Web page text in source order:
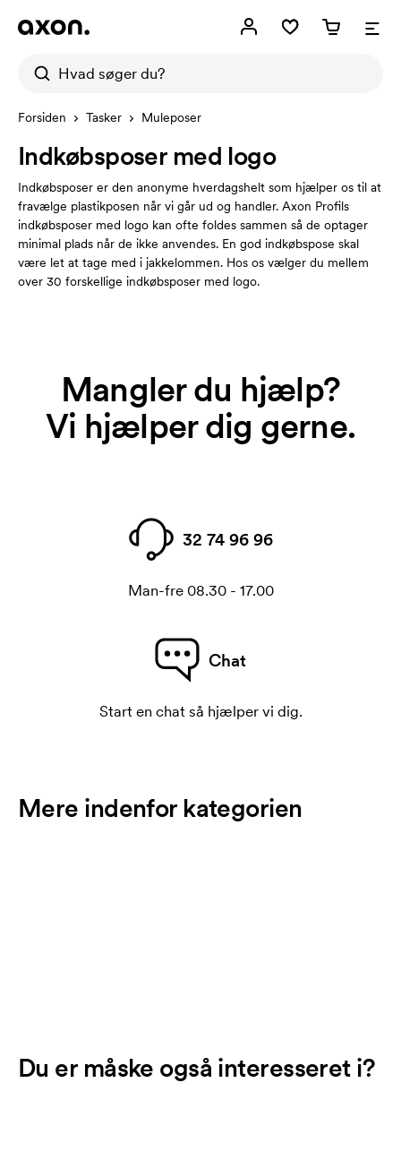
Forsiden Tasker Muleposer
Indkøbsposer med logo
Indkøbsposer er den anonyme hverdagshelt som hjælper os til at
fravælge plastikposen når vi går ud og handler. Axon Profils
indkøbsposer med logo kan ofte foldes sammen så de optager
minimal plads når de ikke anvendes. En god indkøbspose skal
være let at tage med i jakkelommen. Hos os vælger du mellem
over 30 forskellige indkøbsposer med logo.
Mangler du hjælp?
Vi hjælper dig gerne.
32 74 96 96
Man-fre 08.30 - 17.00
Chat
Start en chat så hjælper vi dig.
Mere indenfor kategorien
Du er måske også interesseret i?